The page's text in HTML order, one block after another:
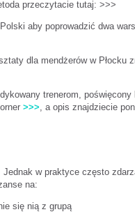
przeczytacie tutaj: >>>
aby poprowadzić dwa
dla mendżerów w
trenerom,
>>>, a opis znajdziecie
w praktyce często
na:
się nią z grupą